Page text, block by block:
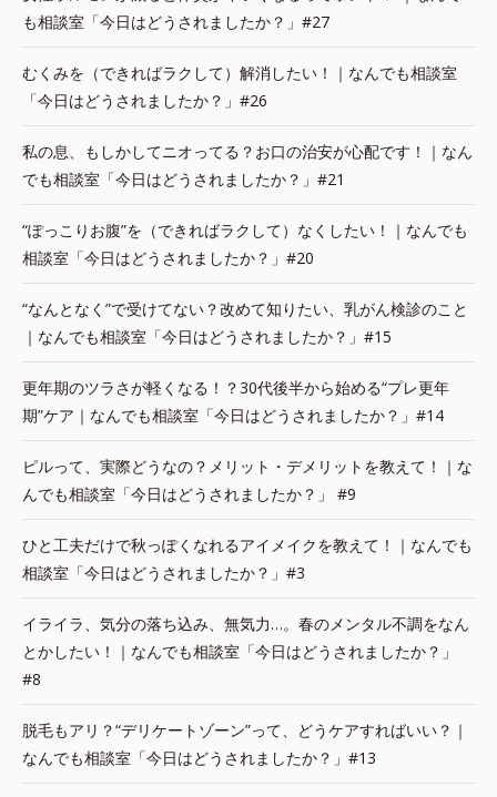
も相談室「今日はどうされましたか？」#27
むくみを（できればラクして）解消したい！｜なんでも相談室
「今日はどうされましたか？」#26
私の息、もしかしてニオってる？お口の治安が心配です！｜なん
でも相談室「今日はどうされましたか？」#21
“ぽっこりお腹”を（できればラクして）なくしたい！｜なんでも
相談室「今日はどうされましたか？」#20
“なんとなく”で受けてない？改めて知りたい、乳がん検診のこと
｜なんでも相談室「今日はどうされましたか？」#15
更年期のツラさが軽くなる！？30代後半から始める“プレ更年
期”ケア｜なんでも相談室「今日はどうされましたか？」#14
ピルって、実際どうなの？メリット・デメリットを教えて！｜な
んでも相談室「今日はどうされましたか？」 #9
ひと工夫だけで秋っぽくなれるアイメイクを教えて！｜なんでも
相談室「今日はどうされましたか？」#3
イライラ、気分の落ち込み、無気力…。春のメンタル不調をなん
とかしたい！｜なんでも相談室「今日はどうされましたか？」
#8
脱毛もアリ？“デリケートゾーン”って、どうケアすればいい？｜
なんでも相談室「今日はどうされましたか？」#13